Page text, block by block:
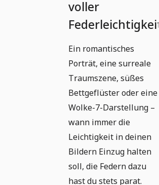
voller
Federleichtigkeit
Ein romantisches
Porträt, eine surreale
Traumszene, süßes
Bettgeflüster oder eine
Wolke-7-Darstellung –
wann immer die
Leichtigkeit in deinen
Bildern Einzug halten
soll, die Federn dazu
hast du stets parat.